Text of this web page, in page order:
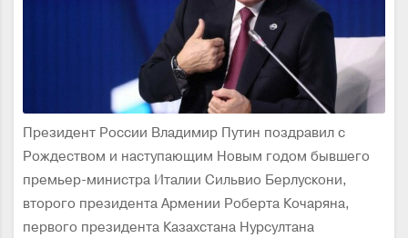
Президент России Владимир Путин поздравил с
Рождеством и наступающим Новым годом бывшего
премьер-министра Италии Сильвио Берлускони,
второго президента Армении Роберта Кочаряна,
первого президента Казахстана Нурсултана